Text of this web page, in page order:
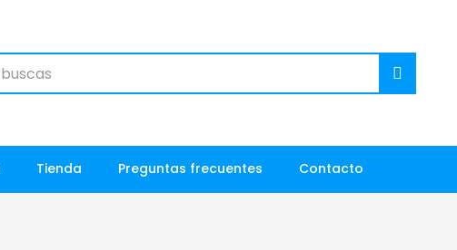
Tienda Preguntas frecuentes Contacto